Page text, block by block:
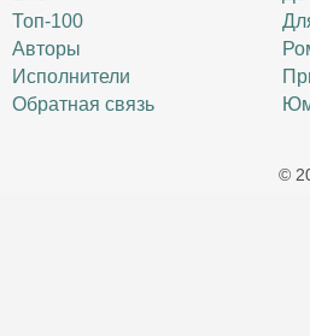
Топ-100
Авторы
Исполнители
Обратная связь
©